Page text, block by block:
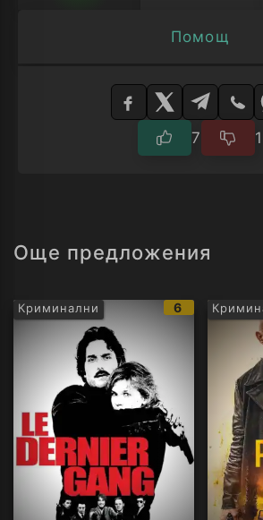
Помощ
Изберете
7 1
Още предложения
Криминални
IMDb
рейтинг:
6